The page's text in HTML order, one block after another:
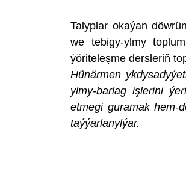
Talyplar okaýan
we tebigy-ylmy
ýöriteleşme dersleriň
Hünärmen
ylmy-barlag işlerini
etmegi guramak hem-
taýýarlanylýar.